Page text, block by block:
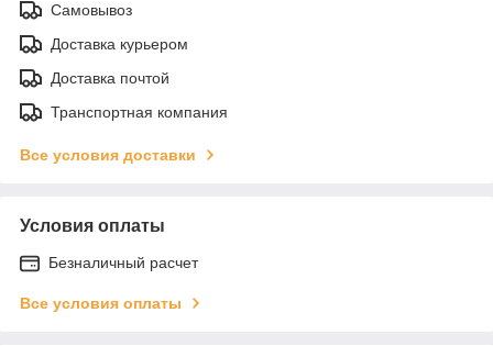
Самовывоз
Доставка курьером
Доставка почтой
Транспортная компания
Все условия доставки
Условия оплаты
Безналичный расчет
Все условия оплаты